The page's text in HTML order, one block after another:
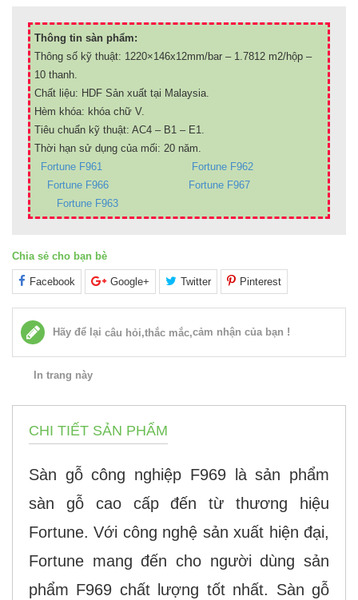
Thông tin sàn phẩm:
Thông số kỹ thuật: 1220×146x12mm/bar – 1.7812 m2/hộp –
10 thanh.
Chất liệu: HDF Sản xuất tại Malaysia.
Hèm khóa: khóa chữ V.
Tiêu chuẩn kỹ thuật: AC4 – B1 – E1.
Thời hạn sử dụng của mối: 20 năm.
Fortune F961
Fortune F962
Fortune F966
Fortune F967
Fortune F963
Chia sẻ cho bạn bè
Facebook Google+ Twitter Pinterest
Hãy để lại câu hỏi,thắc mắc,cảm nhận của bạn !
In trang này
CHI TIẾT SẢN PHẨM
Sàn gỗ công nghiệp F969 là sản phẩm
sàn gỗ cao cấp đến từ thương hiệu
Fortune. Với công nghệ sản xuất hiện đại,
Fortune mang đến cho người dùng sản
phẩm F969 chất lượng tốt nhất. Sàn gỗ